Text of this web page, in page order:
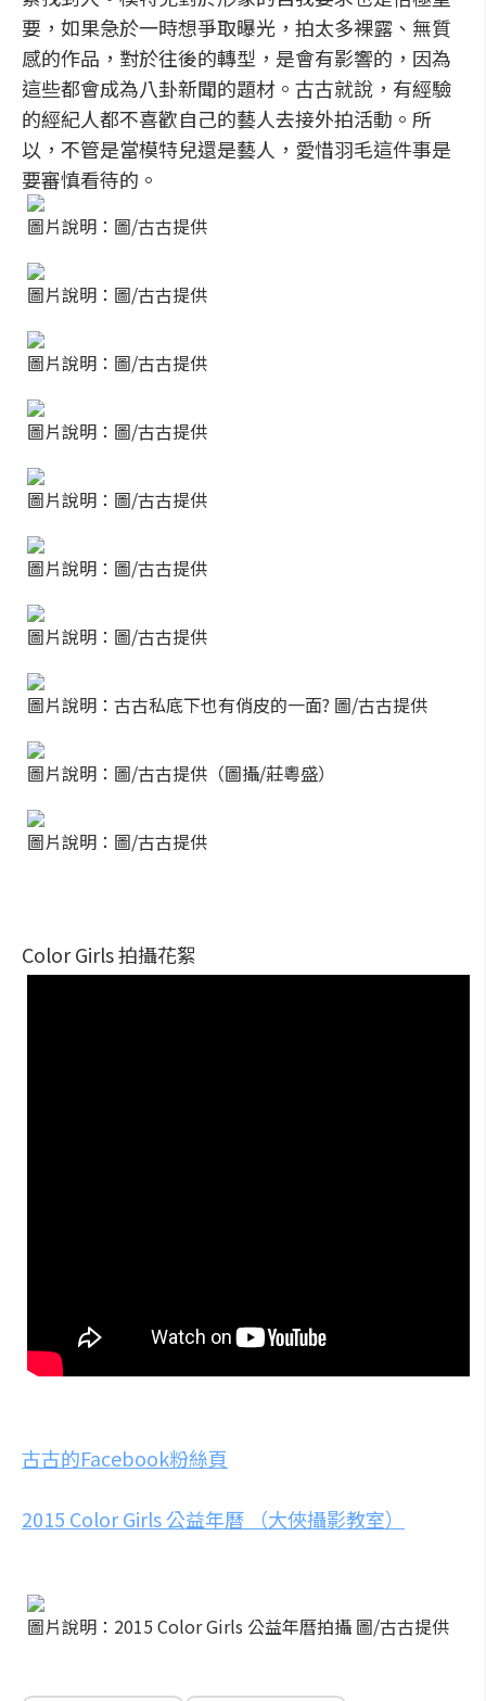
要，如果急於一時想爭取曝光，拍太多裸露、無質
感的作品，對於往後的轉型，是會有影響的，因為
這些都會成為八卦新聞的題材。古古就說，有經驗
的經紀人都不喜歡自己的藝人去接外拍活動。所
以，不管是當模特兒還是藝人，愛惜羽毛這件事是
要審慎看待的。
圖片說明：圖/古古提供
圖片說明：圖/古古提供
圖片說明：圖/古古提供
圖片說明：圖/古古提供
圖片說明：圖/古古提供
圖片說明：圖/古古提供
圖片說明：圖/古古提供
圖片說明：古古私底下也有俏皮的一面? 圖/古古提供
圖片說明：圖/古古提供（圖攝/莊粵盛）
圖片說明：圖/古古提供
Color Girls 拍攝花絮
古古的Facebook粉絲頁
2015 Color Girls 公益年曆 （大俠攝影教室）
圖片說明：2015 Color Girls 公益年曆拍攝 圖/古古提供